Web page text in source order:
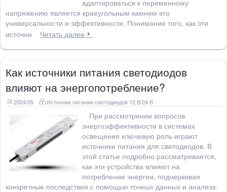
адаптироваться к переменному
напряжению является краеугольным камнем его
универсальности и эффективности. Понимание того, как эти
источни
Читать далее
Как источники питания светодиодов
влияют на энергопотребление?
2024/05 Источник питания светодиодов 12 В/24 В
При рассмотрении вопросов
энергоэффективности в системах
освещения ключевую роль играют
источники питания для светодиодов. В
этой статье подробно рассматривается,
как эти устройства влияют на
потребление энергии, подчеркивая
конкретные последствия с помощью точных данных и анализа.